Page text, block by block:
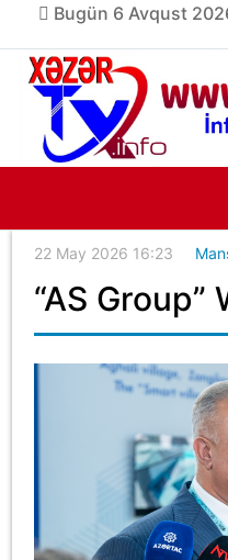
Bugün 6 Avqust
22 May 2026 16:23
“AS Group”